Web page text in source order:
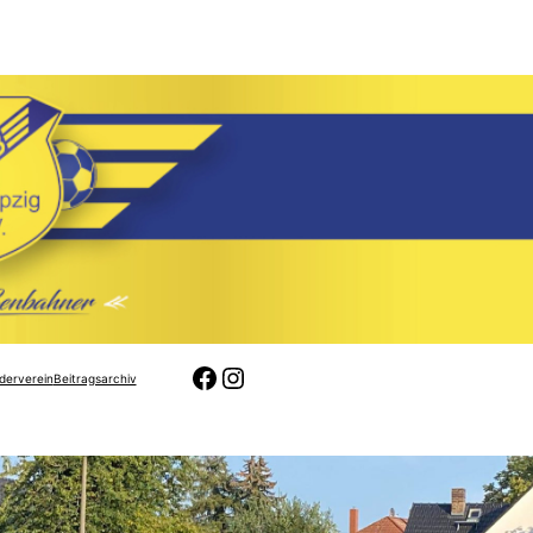
Beitragsarchiv Facebook
Instagram